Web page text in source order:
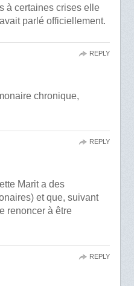
à certaines crises elle
parlé officiellement.
chronique,
REPLY
Marit a des
et que, suivant
renoncer à être
REPLY
REPLY